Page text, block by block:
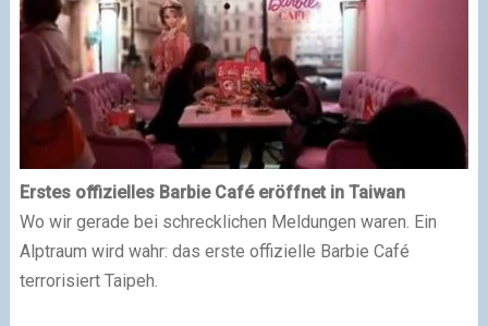
Erstes offizielles Barbie Café eröffnet in Taiwan
Wo wir gerade bei schrecklichen Meldungen waren. Ein
Alptraum wird wahr: das erste offizielle Barbie Café
terrorisiert Taipeh.